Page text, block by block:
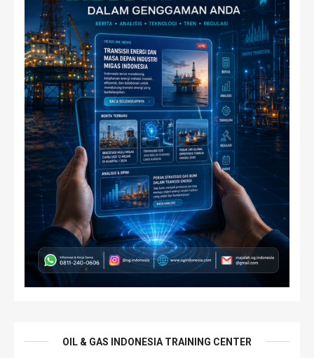
OIL & GAS INDONESIA TRAINING CENTER